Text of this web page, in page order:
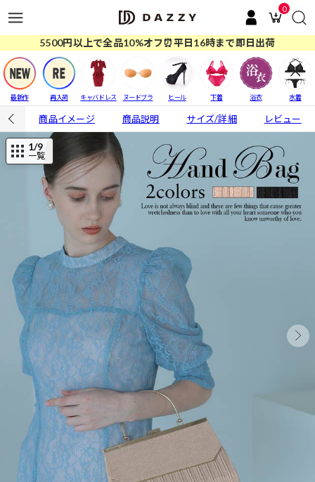
0
5500円以上で全品10%オフ⏰平日16時まで即日出荷
最新作 再入荷 キャバドレス ヌードブラ ヒール 下着 浴衣 水着
商品イメージ 商品説明 サイズ/詳細 レビュー
1/9
一覧